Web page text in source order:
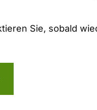
Sie, sobald